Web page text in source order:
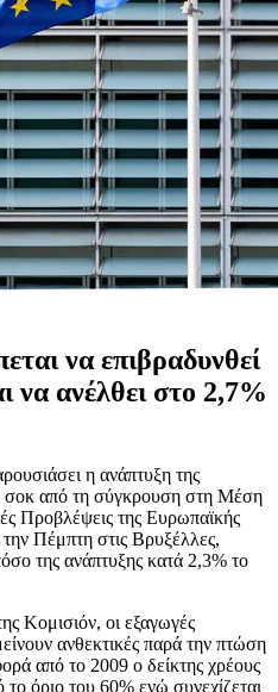
να επιβραδυνθεί
να ανέλθει στο 2,7%
η ανάπτυξη της
σοκ από τη σύγκρουση στη Μέση
Προβλέψεις της Ευρωπαϊκής
Πέμπτη στις Βρυξέλλες,
της ανάπτυξης κατά 2,3% το
Κομισιόν, οι εξαγωγές
ανθεκτικές παρά την πτώση
από το 2009 ο δείκτης χρέους
όριο του 60% ενώ συνεχίζεται